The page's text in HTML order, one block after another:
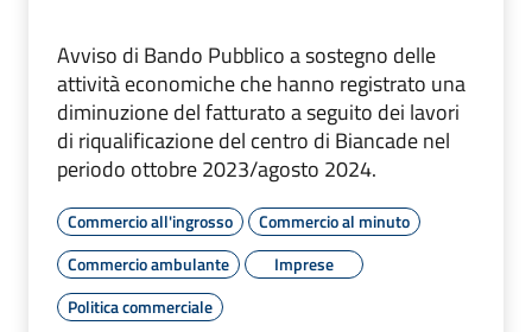
Avviso di Bando Pubblico a sostegno delle
attività economiche che hanno registrato una
diminuzione del fatturato a seguito dei lavori
di riqualificazione del centro di Biancade nel
periodo ottobre 2023/agosto 2024.
Commercio all'ingrosso
Commercio al minuto
Commercio ambulante
Imprese
Politica commerciale